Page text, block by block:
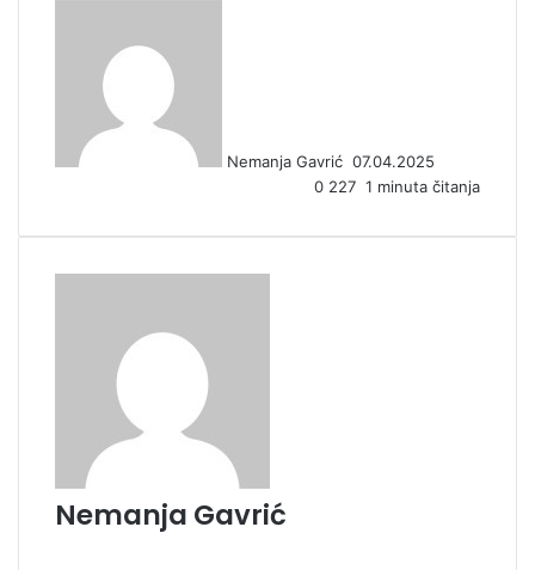
Nemanja Gavrić e
m
i
07.04.2025
0 227 1 minuta čitanja
Nemanja Gavrić